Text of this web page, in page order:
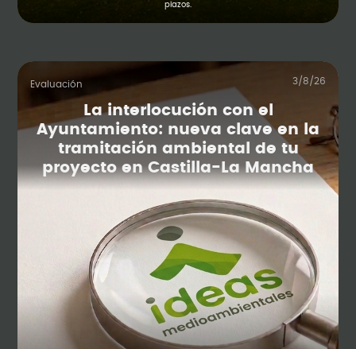
plazos.
Evaluación 3/8/26
La interlocución con el
Ayuntamiento: nueva clave en la
tramitación ambiental de tu
proyecto en Castilla-La Mancha